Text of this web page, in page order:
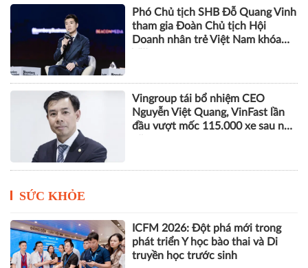
Phó Chủ tịch SHB Đỗ Quang Vinh
tham gia Đoàn Chủ tịch Hội
Doanh nhân trẻ Việt Nam khóa
Vingroup tái bổ nhiệm CEO
Nguyễn Việt Quang, VinFast lần
đầu vượt mốc 115.000 xe sau nửa
SỨC KHỎE
ICFM 2026: Đột phá mới trong
phát triển Y học bào thai và Di
truyền học trước sinh